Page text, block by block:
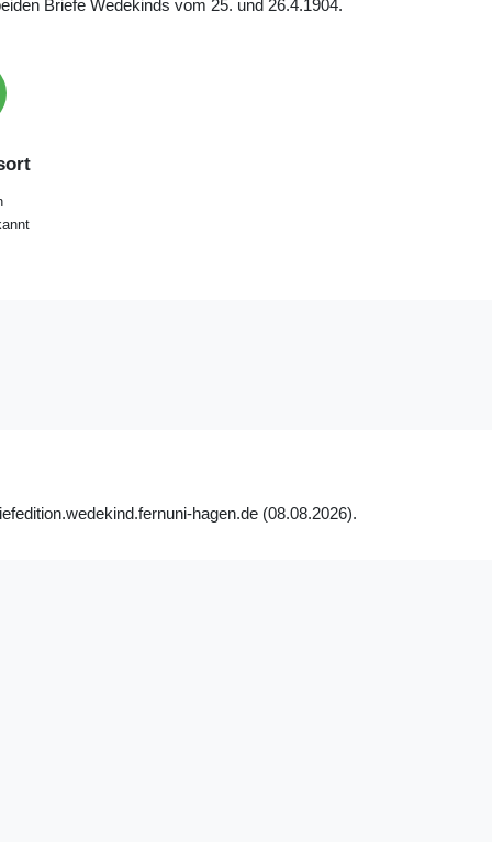
Briefe Wedekinds vom 25. und 26.4.1904.
hagen.de (08.08.2026).